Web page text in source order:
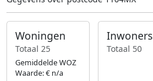
Woningen
Totaal 25
Gemiddelde WOZ
Waarde: € n/a
Inwoners
Totaal 50